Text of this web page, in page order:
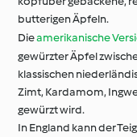
butterigen Äpfeln.
Dieamerikanische
gewürzter Äpfel
klassischen
Zimt, Kardamom,
gewürzt wird.
In England kann der